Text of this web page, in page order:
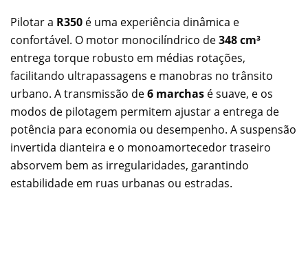
Pilotar a R350 é uma experiência dinâmica e
confortável. O motor monocilíndrico de348 cm³
entrega torque robusto em médias rotações,
facilitando ultrapassagens e manobras no trânsito
urbano. A transmissão de6 marchas é suave, e os
modos de pilotagem permitem ajustar a entrega de
potência para economia ou desempenho. A suspensão
invertida dianteira e o monoamortecedor traseiro
absorvem bem as irregularidades, garantindo
estabilidade em ruas urbanas ou estradas.